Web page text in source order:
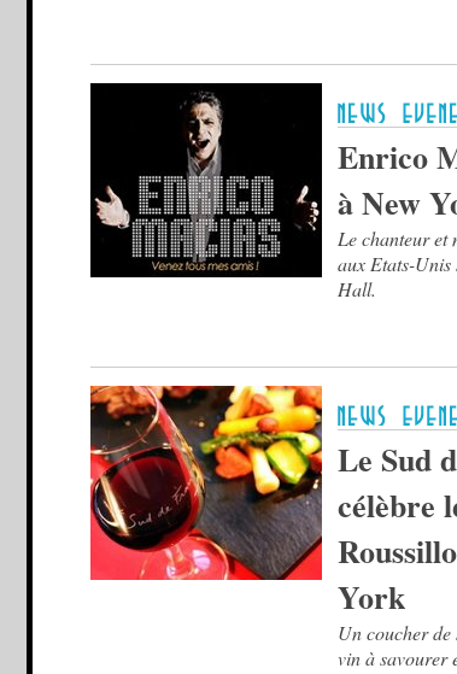
Enrico
à New
Le chanteur et
aux Etats-Unis
Hall.
Le Sud
célèbre
York
Un coucher
vin à savourer